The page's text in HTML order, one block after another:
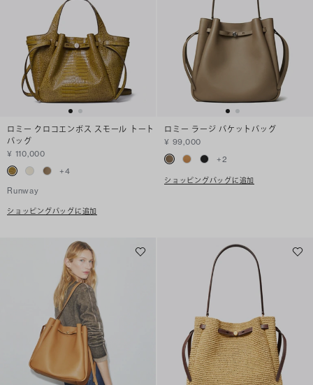
ロミー クロコエンボス スモール トート
バッグ
¥ 110,000
+4
Runway
ショッピングバッグに追加
ロミー ラージ バケットバッグ
¥ 99,000
+2
ショッピングバッグに追加